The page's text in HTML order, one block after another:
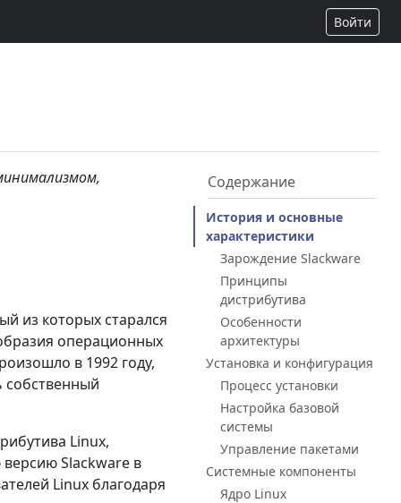
Войти
Содержание
История и основные
характеристики
Зарождение Slackware
Принципы
дистрибутива
Особенности
архитектуры
Установка и конфигурация
Процесс установки
Настройка базовой
системы
Управление пакетами
Системные компоненты
Ядро Linux
из которых старался
операционных
в 1992 году,
собственный
Linux,
Slackware в
Linux благодаря